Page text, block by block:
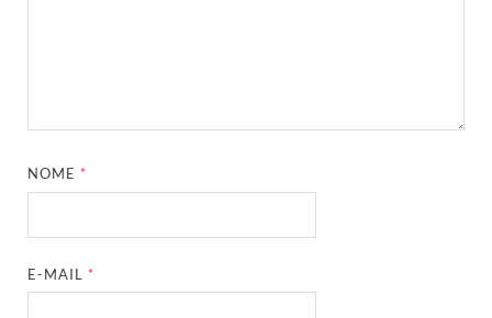
NOME*
E-MAIL*